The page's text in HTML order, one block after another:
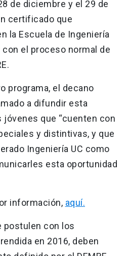
de diciembre y el 29 de
certificado que
la Escuela de Ingeniería
con el proceso normal de
programa, el decano
a difundir esta
que “cuenten con
y distintivas, y que
Ingeniería UC como
esta oportunidad
información, aquí.
postulen con los
en 2016, deben